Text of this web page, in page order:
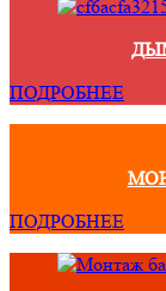
ПОДРОБНЕЕ
ПОДРОБНЕЕ